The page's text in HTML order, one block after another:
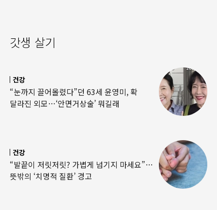
갓생 살기
건강
“눈까지 끌어올렸다”던 63세 윤영미, 확
달라진 외모…‘안면거상술’ 뭐길래
건강
“발끝이 저릿저릿? 가볍게 넘기지 마세요”…
뜻밖의 ‘치명적 질환’ 경고